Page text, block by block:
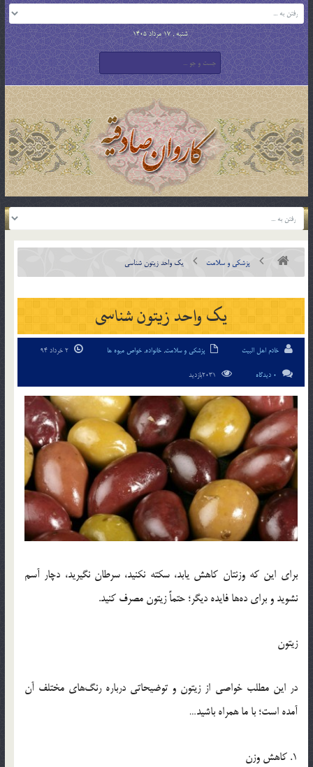
شنبه , 17 مرداد 1405
پزشکی و سلامت یک واحد زیتون شناسی
یک واحد زیتون شناسی
خادم اهل البیت پزشکی و سلامت, خانواده, خواص میوه ها
0 دیدگاه
برای این که وزنتان کاهش یابد، سکته نکنید، سرطان نگیرید، دچار آسم
نشوید و برای ده‌ها فایده دیگر؛ حتماً زیتون مصرف کنید.
زیتون
در این مطلب خواصی از زیتون و توضیحاتی درباره رنگ‌های مختلف آن
آمده است؛ با ما همراه باشید…
1. کاهش وزن